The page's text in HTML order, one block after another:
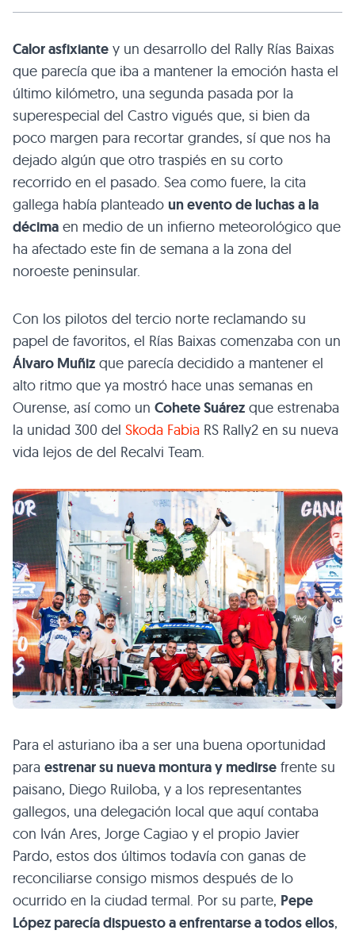
Calor asfixiante y un desarrollo del Rally Rías Baixas
que parecía que iba a mantener la emoción hasta el
último kilómetro, una segunda pasada por la
superespecial del Castro vigués que, si bien da
poco margen para recortar grandes, sí que nos ha
dejado algún que otro traspiés en su corto
recorrido en el pasado. Sea como fuere, la cita
gallega había planteado un evento de luchas a la
décima en medio de un infierno meteorológico que
ha afectado este fin de semana a la zona del
noroeste peninsular.
Con los pilotos del tercio norte reclamando su
papel de favoritos, el Rías Baixas comenzaba con un
Álvaro Muñiz que parecía decidido a mantener el
alto ritmo que ya mostró hace unas semanas en
Ourense, así como un Cohete Suárez que estrenaba
la unidad 300 del Skoda Fabia RS Rally2 en su nueva
vida lejos de del Recalvi Team.
Para el asturiano iba a ser una buena oportunidad
para estrenar su nueva montura y medirse frente su
paisano, Diego Ruiloba, y a los representantes
gallegos, una delegación local que aquí contaba
con Iván Ares, Jorge Cagiao y el propio Javier
Pardo, estos dos últimos todavía con ganas de
reconciliarse consigo mismos después de lo
ocurrido en la ciudad termal. Por su parte, Pepe
López parecía dispuesto a enfrentarse a todos ellos,